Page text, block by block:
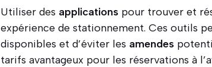
Utiliser des applications pour trouver et
expérience de stationnement. Ces outils
disponibles et d’éviter les amendes
tarifs avantageux pour les réservations à